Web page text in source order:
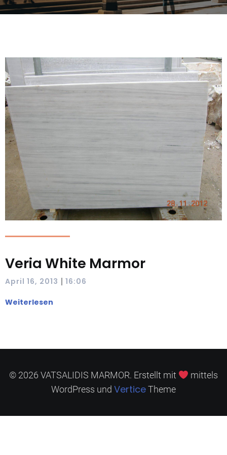
Veria White Marmor
April 16, 2013 | 16:06
Weiterlesen
© 2026 VATSALIDIS MARMOR. Erstellt mit
mittels
WordPress und VerticeTheme